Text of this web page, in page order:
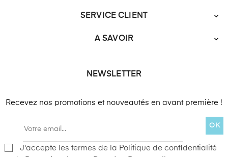
SERVICE CLIENT 
A SAVOIR 
NEWSLETTER
Recevez nos promotions et nouveautés en avant première !
OK
J'accepte les termes de la Politique de confidentialité